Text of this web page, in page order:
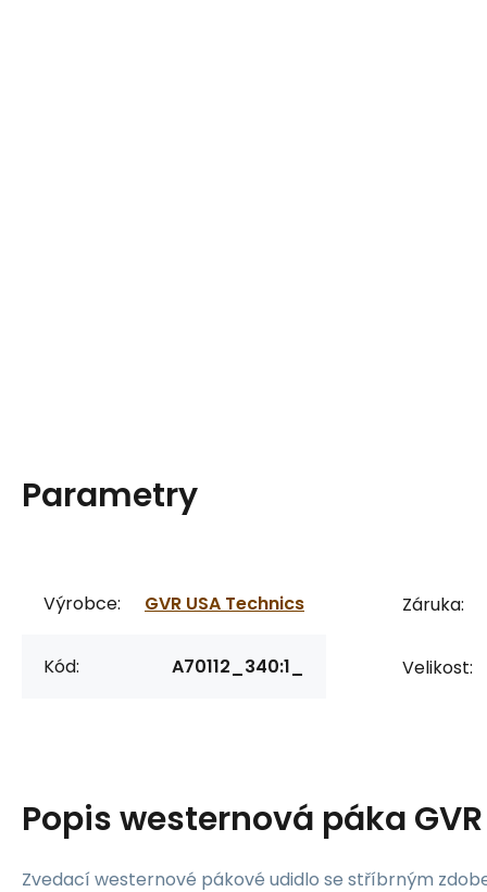
Parametry
Výrobce: GVR USA Technics
Kód: A70112_340:1_
Záruka:
Velikost:
Popiswesternová páka GVR
Zvedací westernové pákové udidlo se stříbrným